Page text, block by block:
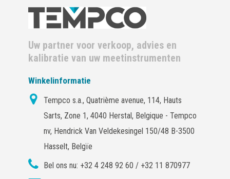
Uw partner voor verkoop, advies en
kalibratie van uw meetinstrumenten
Winkelinformatie
Tempco s.a., Quatrième avenue, 114, Hauts
Sarts, Zone 1, 4040 Herstal, Belgique - Tempco
nv, Hendrick Van Veldekesingel 150/48 B-3500
Hasselt, Belgïe
Bel ons nu: +32 4 248 92 60 / +32 11 870977